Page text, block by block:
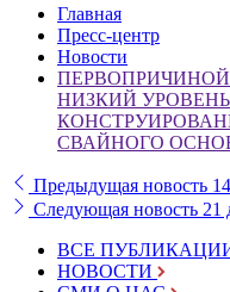
Главная
Пресс-центр
Новости
НИЗКИЙ
СВАЙНОГО
Предыдущая новость
Следующая новость 21
ВСЕ
НОВОСТИ